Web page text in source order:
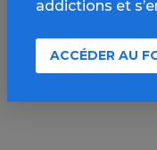
SMS
addictions et
ACCÉDER AU